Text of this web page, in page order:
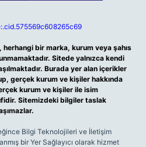
bir marka, kurum veya şahıs
Sitede yalnızca kendi
Burada yer alan içerikler
gerçek kurum ve kişiler hakkında
kurum ve kişiler ile isim
Sitemizdeki bilgiler taslak
Bilgi Teknolojileri ve İletişim
bir Yer Sağlayıcı olarak hizmet